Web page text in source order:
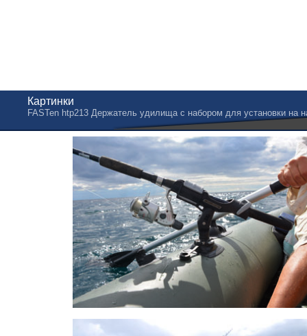
Картинки
FASTen htp213 Держатель удилища с набором для установки на